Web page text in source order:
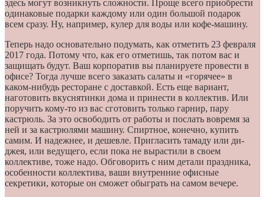
здесь могут возникнуть сложности. Проще всего приобрести
одинаковые подарки каждому или один большой подарок
всем сразу. Ну, например, кулер для воды или кофе-машину.
Теперь надо основательно подумать, как отметить 23 февраля
2017 года. Потому что, как его отметишь, так потом вас и
защищать будут. Ваш корпоратив вы планируете провести в
офисе? Тогда лучше всего заказать салаты и «горячее» в
каком-нибудь ресторане с доставкой. Есть еще вариант,
наготовить вкуснятинки дома и принести в коллектив. Или
поручить кому-то из вас сготовить только гарнир, пару
кастрюль. За это освободить от работы и послать вовремя за
ней и за кастрюлями машину. Спиртное, конечно, купить
самим. И надежнее, и дешевле. Пригласить тамаду или ди-
джея, или ведущего, если пока не вырастили в своем
коллективе, тоже надо. Обговорить с ним детали праздника,
особенности коллектива, ваши внутренние офисные
секретики, которые он сможет обыграть на самом вечере.